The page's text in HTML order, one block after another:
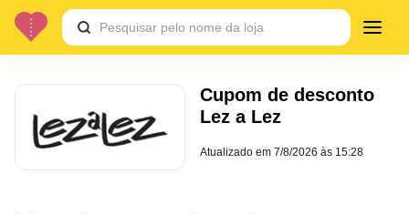
Cupom de desconto
Lez a Lez
Atualizado em7/8/2026 às 15:28